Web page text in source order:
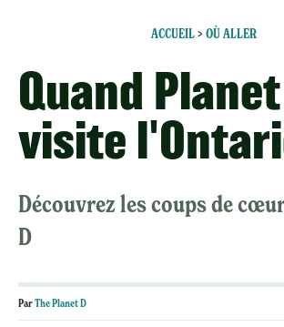
ACCUEIL> OÙ ALLER
Quand
visite
Découvrez les coups de
D
ParThe Planet D